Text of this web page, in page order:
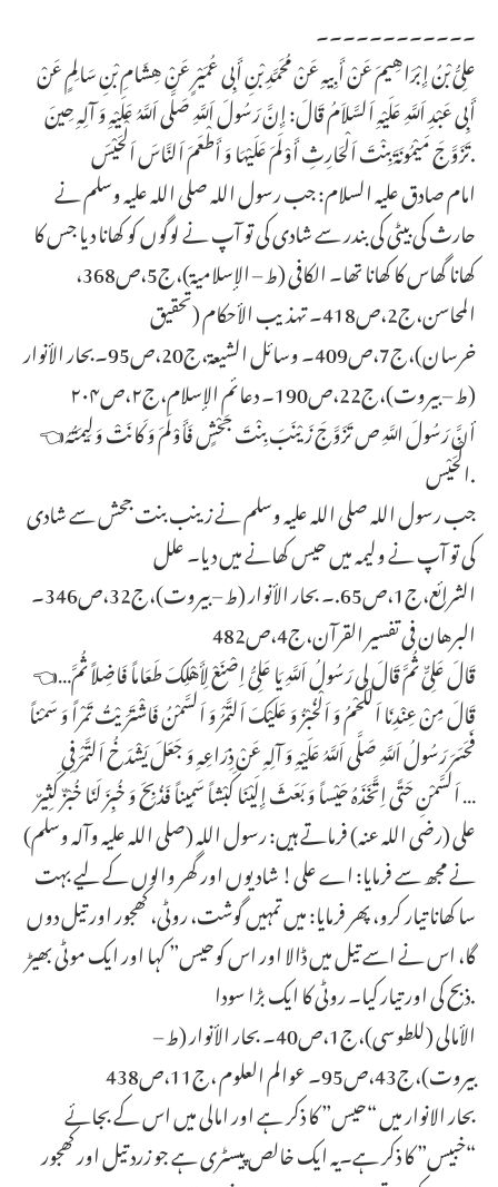
۔۔۔۔۔۔۔۔۔۔۔۔
علِیُّ بْنُ إِبْرَاهِیمَ عَنْ أَبِیهِ عَنْ مُحَمَّدِ بْنِ أَبِی عُمَیْرٍ عَنْ هِشَامِ بْنِ سَالِمٍ عَنْ
أَبِی عَبْدِ اَللَّهِ عَلَیْهِ اَلسَّلاَمُ قَالَ: إِنَّ رَسُولَ اَللَّهِ صَلَّى اَللَّهُ عَلَیْهِ وَ آلِهِ حِینَ
تَزَوَّجَ مَیْمُونَةَ بِنْتَ اَلْحَارِثِ أَوْلَمَ عَلَیْهَا وَ أَطْعَمَ اَلنَّاسَ اَلْحَیْسَ.
امام صادق علیہ السلام: جب رسول اللہ صلی اللہ علیہ وسلم نے
حارث کی بیٹی کی بندر سے شادی کی تو آپ نے لوگوں کو کھانا دیا جس کا
کھانا گھاس کا کھانا تھا۔ الکافی (ط – الإسلامیة)،ج5،ص368،
المحاسن،ج2،ص418۔ تهذیب الأحکام (تحقیق
خرسان)،ج7،ص409۔ وسائل الشیعة،ج20،ص95۔بحار الأنوار
(ط – بیروت)،ج22،ص190۔ دعائم الإسلام،ج۲،ص۲۰۴
👈أنَّ رَسُولَ اللَّهِ ص تَزَوَّجَ زَیْنَبَ بِنْتَ جَحْشٍ فَأَوْلَمَ وَ کَانَتْ وَلِیمَتُهُ
الْحَیْس‏.
جب رسول اللہ صلی اللہ علیہ وسلم نے زینب بنت جحش سے شادی
کی تو آپ نے ولیمہ میں حیس کھانے میں دیا۔ علل
الشرائع،ج1،ص65.۔ بحار الأنوار (ط – بیروت)،ج32،ص346۔
البرهان فی تفسیر القرآن،ج4،ص482
👈…قَالَ عَلِیٌّ ثُمَّ قَالَ لِی رَسُولُ اَللَّهِ یَا عَلِیُّ اِصْنَعْ لِأَهْلِکَ طَعَاماً فَاضِلاً ثُمَّ
قَالَ مِنْ عِنْدِنَا اَللَّحْمُ وَ اَلْخُبْزُ وَ عَلَیْکَ اَلتَّمْرُ وَ اَلسَّمْنُ فَاشْتَرَیْتُ تَمْراً وَ سَمْناً
فَحَسَرَ رَسُولُ اَللَّهِ صَلَّى اَللَّهُ عَلَیْهِ وَ آلِهِ عَنْ ذِرَاعِهِ وَ جَعَلَ یَشْدَخُ اَلتَّمْرَ فِی
اَلسَّمْنِ حَتَّى اِتَّخَذَهُ حَیْساً وَ بَعَثَ إِلَیْنَا کَبْشاً سَمِیناً فَذُبِحَ وَ خُبِزَ لَنَا خُبْزٌ کَثِیرٌ …
علی (رضی اللہ عنہ) فرماتے ہیں: رسول اللہ (صلی اللہ علیہ وآلہ وسلم)
نے مجھ سے فرمایا: اے علی! شادیوں اور گھر والوں کے لیے بہت
سا کھانا تیار کرو، پھر فرمایا: میں تمہیں گوشت، روٹی، کھجور اور تیل دوں
گا، اس نے اسے تیل میں ڈالا اور اس کوحیس” کہا اور ایک موٹی بھیڑ
ذبح کی اور تیار کیا۔ روٹی کا ایک بڑا سودا.
الأمالی (للطوسی)،ج1،ص40۔ بحار الأنوار (ط –
بیروت)،ج43،ص95۔ عوالم العلوم ،ج11،ص438
بحار الانوار میں “حیس” کا ذکر ہے اور امالی میں اس کے بجائے
“خبیس” کا ذکر ہے۔یہ ایک خالص پیسٹری ہے جو زرد تیل اور کھجور